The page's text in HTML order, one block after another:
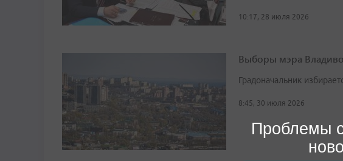
10:17, 28 июля 2026
Выборы мэра
Градоначальник
8:45, 30 июля 2026
Проблемы